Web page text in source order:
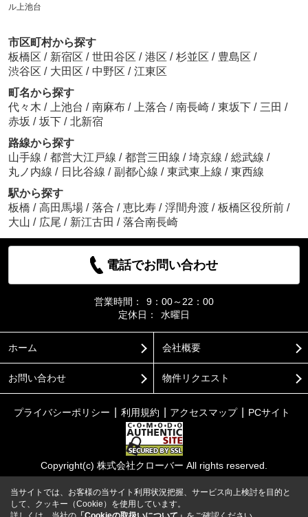
ル上池台
市区町村から探す
板橋区 / 新宿区 / 世田谷区 / 港区 / 杉並区 / 豊島区 /
渋谷区 / 大田区 / 中野区 / 江東区
町名から探す
代々木 / 上池台 / 南麻布 / 上落合 / 南長崎 / 東坂下 / 三田 /
赤坂 / 坂下 / 北新宿
路線から探す
山手線 / 都営大江戸線 / 都営三田線 / 埼京線 / 総武線 /
丸ノ内線 / 日比谷線 / 副都心線 / 東武東上線 / 東西線
駅から探す
板橋 / 高田馬場 / 落合 / 恵比寿 / 浮間舟渡 / 板橋区役所前 /
大山 / 広尾 / 新江古田 / 落合南長崎
電話でお問い合わせ
営業時間：
9：00～22：00
定休日：
水曜日
ホーム 会社概要
お問い合わせ 物件リクエスト
プライバシーポリシー 利用規約 アクセスマップ PCサイト
Copyright(c) 株式会社クローバー All rights reserved.
当サイトでは、お客様の当サイト利用状況把握、サービス向上検討を目的と
して、クッキー（Cookie）を使用しています。